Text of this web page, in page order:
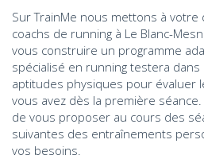
Sur TrainMe nous mettons à
coachs de running à Le Blanc-
vous construire un programme
spécialisé en running testera
aptitudes physiques pour évaluer
vous avez dès la première
de vous proposer au cours des
suivantes des entraînements
vos besoins.